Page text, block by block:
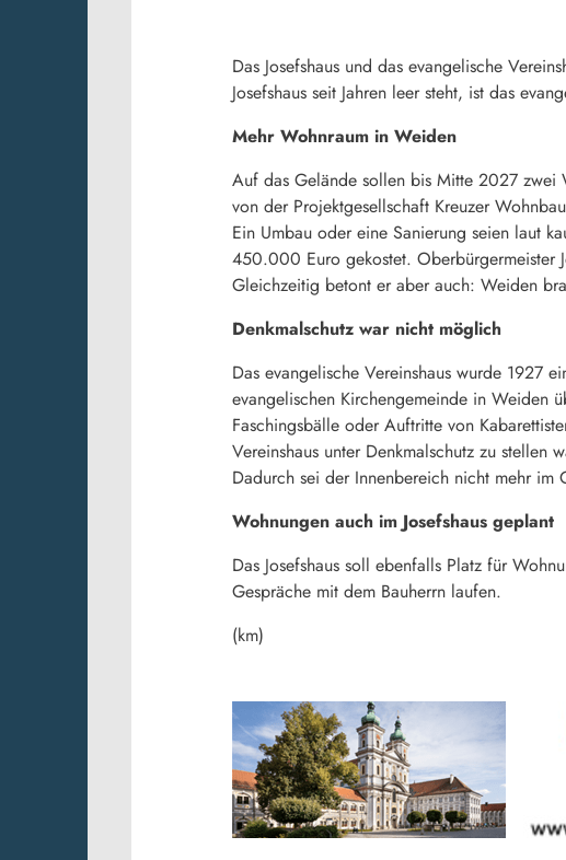
Das Josefshaus und das evangelische
Josefshaus seit Jahren leer steht, ist das
Mehr Wohnraum in Weiden
Auf das Gelände sollen bis Mitte 2027 zwei
von der Projektgesellschaft Kreuzer
Ein Umbau oder eine Sanierung seien laut
450.000 Euro gekostet. Oberbürgermeister
Gleichzeitig betont er aber auch: Weiden
Denkmalschutz war nicht möglich
Das evangelische Vereinshaus wurde 1927
evangelischen Kirchengemeinde in Weiden
Faschingsbälle oder Auftritte von
Vereinshaus unter Denkmalschutz zu
Dadurch sei der Innenbereich nicht mehr im
Wohnungen auch im Josefshaus geplant
Das Josefshaus soll ebenfalls Platz für
Gespräche mit dem Bauherrn laufen.
(km)